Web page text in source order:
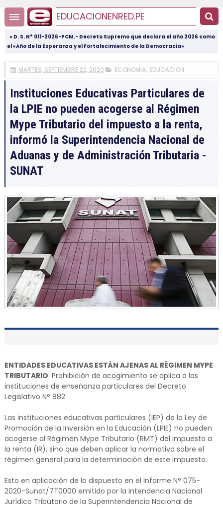
EDUCACIONENRED.PE
« D. S. N° 011-2026-PCM.- Decreto Supremo que declara el año 2026 como
el «Año de la Esperanza y el Fortalecimiento de la Democracia»
MARTES, SEPTIEMBRE 22, 2020 ECONOMIA, EDUCACION
Instituciones Educativas Particulares de
la LPIE no pueden acogerse al Régimen
Mype Tributario del impuesto a la renta,
informó la Superintendencia Nacional de
Aduanas y de Administración Tributaria -
SUNAT
ENTIDADES EDUCATIVAS ESTÁN AJENAS AL RÉGIMEN MYPE
TRIBUTARIO: Prohibición de acogimiento se aplica a las
instituciones de enseñanza particulares del Decreto
Legislativo N° 882.
Las instituciones educativas particulares (IEP) de la Ley de
Promoción de la Inversión en la Educación (LPIE) no pueden
acogerse al Régimen Mype Tributario (RMT) del impuesto a
la renta (IR), sino que deben aplicar la normativa sobre el
régimen general para la determinación de este impuesto.
Esto en aplicación de lo dispuesto en el Informe N° 075-
2020-Sunat/7T0000 emitido por la Intendencia Nacional
Jurídico Tributario de la Superintendencia Nacional de